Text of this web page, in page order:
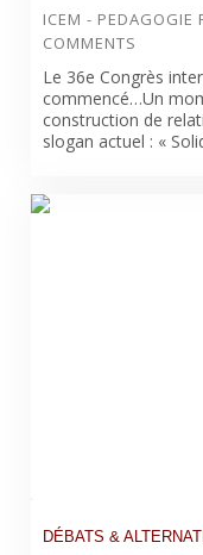
ICEM - PEDAGOGIE
COMMENTS
Le 36e Congrès
commencé…Un
construction de
slogan actuel : «
DÉBATS &